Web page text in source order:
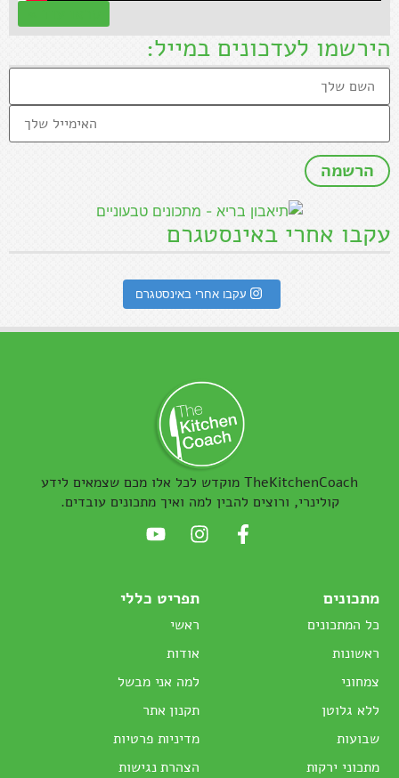
הירשמו לעדכונים במייל:
עקבו אחרי באינסטגרם
עקבו אחרי באינסטגרם
TheKitchenCoach מוקדש לכל אלו מכם שצמאים לידע
קולינרי, ורוצים להבין למה ואיך מתכונים עובדים.
מתכונים
כל המתכונים
ראשונות
צמחוני
ללא גלוטן
שבועות
מתכוני ירקות
תפריט כללי
ראשי
אודות
למה אני מבשל
תקנון אתר
מדיניות פרטיות
הצהרת נגישות